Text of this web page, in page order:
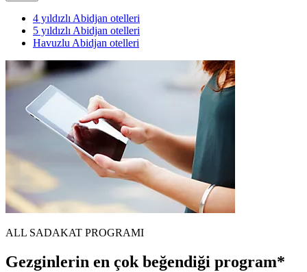
4 yıldızlı Abidjan otelleri
5 yıldızlı Abidjan otelleri
Havuzlu Abidjan otelleri
ALL SADAKAT PROGRAMI
Gezginlerin en çok beğendiği program*